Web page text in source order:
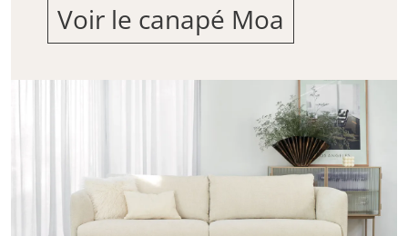
Voir le canapé Moa